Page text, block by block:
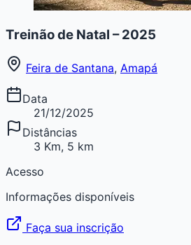
Treinão de Natal – 2025
Feira de Santana, Amapá
Data
21/12/2025
Distâncias
3 Km, 5 km
Acesso
Informações disponíveis
Faça sua inscrição